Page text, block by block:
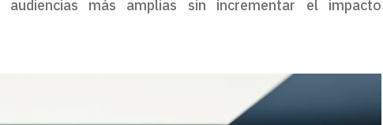
más amplias sin incrementar el impacto